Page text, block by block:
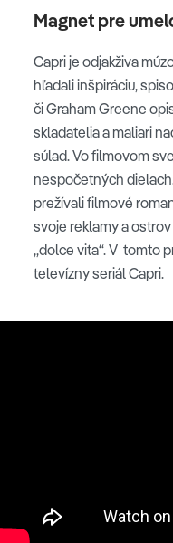
Magnet pre
Capri je odjakživa
hľadali inšpiráciu,
či Graham Greene
skladatelia a maliari
súlad. Vo filmovom
nespočetných
prežívali filmové
svoje reklamy a
„dolce vita“. V tomto
televízny seriál Capri.